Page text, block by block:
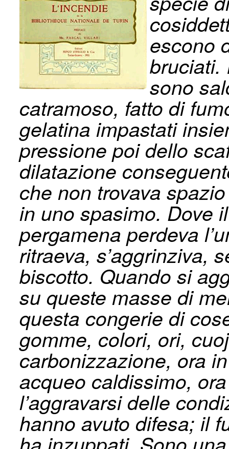
escono
bruciati.
sono
catramoso, fatto di
gelatina impastati
pressione poi dello
dilatazione
che non trovava
in uno spasimo. Dove
pergamena perdeva
ritraeva, s’aggrinziva,
biscotto. Quando si
su queste masse di
questa congerie di
gomme, colori, ori,
carbonizzazione, ora
acqueo caldissimo,
l’aggravarsi delle
hanno avuto difesa; il